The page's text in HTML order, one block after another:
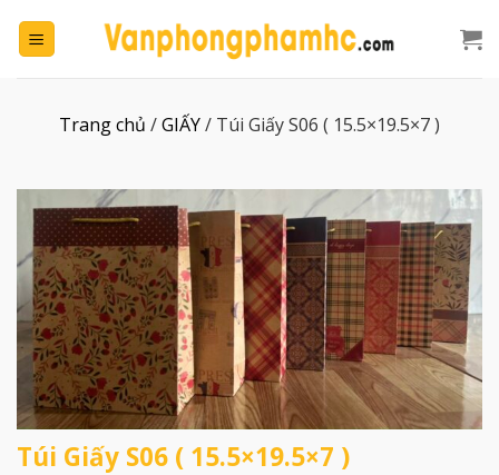
đến
Trang chủ /GIẤY/ Túi Giấy S06 ( 15.5×19.5×7 )
Túi Giấy S06 ( 15.5×19.5×7 )